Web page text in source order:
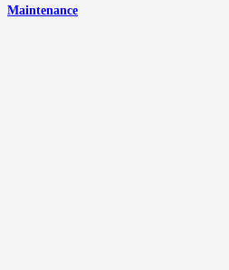
Maintenance